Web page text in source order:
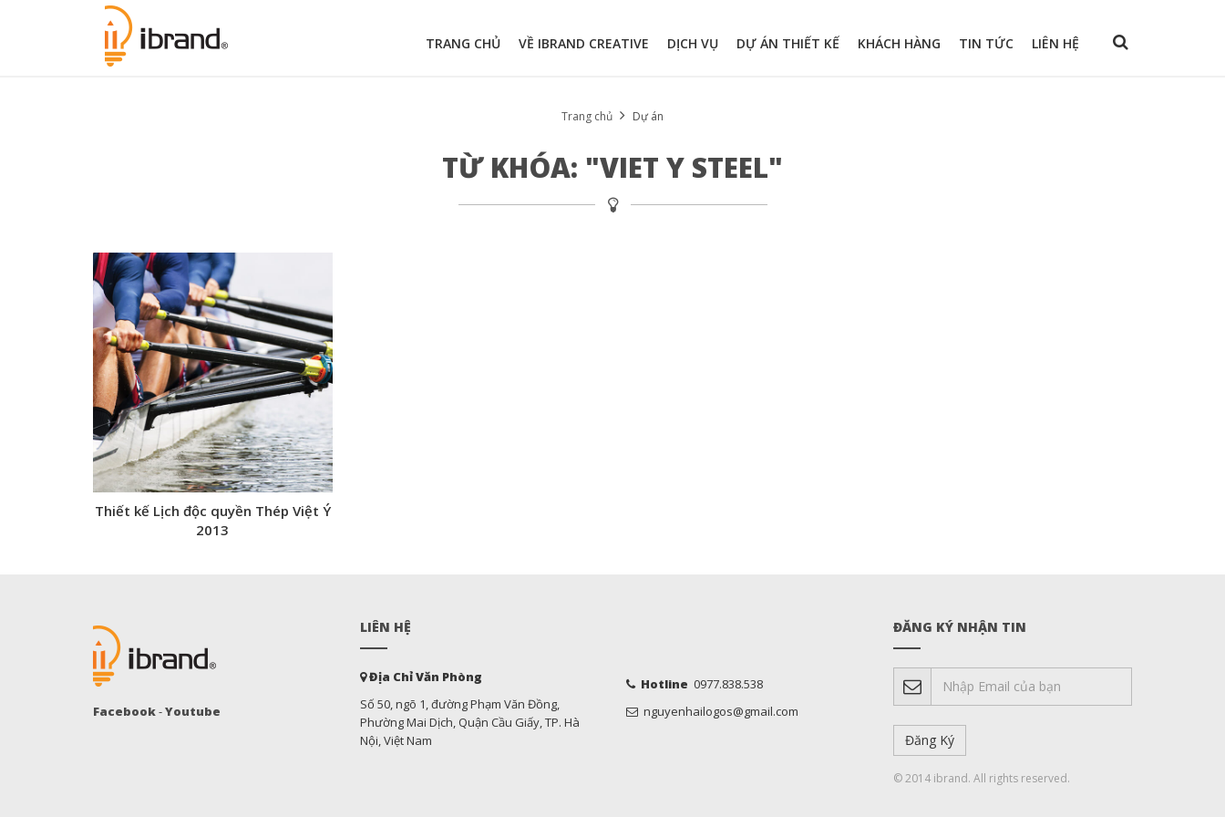
TRANG CHỦ VỀ IBRAND CREATIVE DỊCH VỤ DỰ ÁN THIẾT KẾ KHÁCH HÀNG TIN TỨC LIÊN HỆ
Trang chủ Dự án
TỪ KHÓA: "VIET Y STEEL"
Thiết kế Lịch độc quyền Thép Việt Ý
2013
Facebook-Youtube
LIÊN HỆ
Địa Chỉ Văn Phòng
Số 50, ngõ 1, đường Phạm Văn Đồng,
Phường Mai Dịch, Quận Cầu Giấy, TP. Hà
Nội, Việt Nam
Hotline 0977.838.538
nguyenhailogos@gmail.com
ĐĂNG KÝ NHẬN TIN
© 2014 ibrand. All rights reserved.